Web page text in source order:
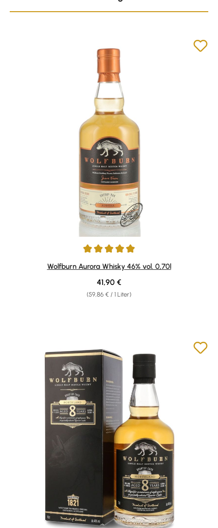
Durchschnittliche Bewertung von 4.9 von 5 Sternen
Wolfburn Aurora Whisky 46% vol. 0,70l
(59,86 € / 1 Liter)
Regulärer Preis:
41,90 €